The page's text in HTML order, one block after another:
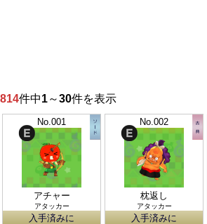
814件中1～30件を表示
No.001
アチャー
アタッカー
入手済みに
No.002
枕返し
アタッカー
入手済みに